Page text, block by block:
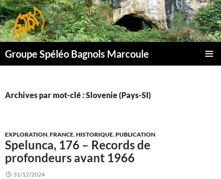
Aller
au
contenu
Groupe Spéléo Bagnols Marcoule
Archives par mot-clé : Slovenie (Pays-SI)
EXPLORATION,FRANCE,HISTORIQUE,PUBLICATION
Spelunca, 176 – Records de
profondeurs avant 1966
31/12/2024